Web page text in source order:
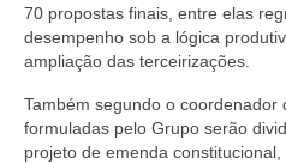
70 propostas finais, entre elas
desempenho sob a lógica
ampliação das terceirizações.
Também segundo o coordenador
formuladas pelo Grupo serão
projeto de emenda